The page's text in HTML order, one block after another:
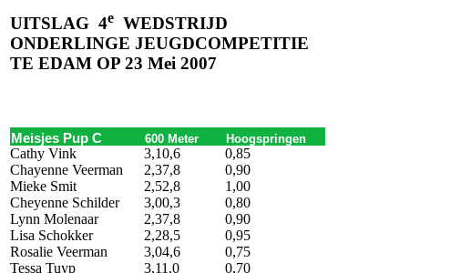
UITSLAG 4e WEDSTRIJD
ONDERLINGE JEUGDCOMPETITIE
TE EDAM OP 23 Mei 2007
Meisjes Pup C 600 Meter Hoogspringen
Cathy Vink 3,10,6
0,85
Chayenne Veerman
2,37,8
0,90
Mieke Smit
2,52,8
1,00
Cheyenne Schilder
3,00,3
0,80
Lynn Molenaar
2,37,8
0,90
Lisa Schokker
2,28,5
0,95
Rosalie Veerman
3,04,6
0,75
Tessa Tuyp
3,11,0
0,70